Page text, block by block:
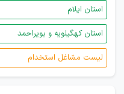
استان ایلام
استان کهگیلویه و بویراحمد
لیست مشاغل استخدام